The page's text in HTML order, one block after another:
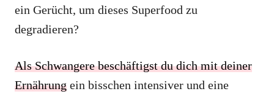
ein Gerücht, um dieses Superfood zu
degradieren?
Als Schwangere beschäftigst du dich mit deiner
Ernährung ein bisschen intensiver und eine